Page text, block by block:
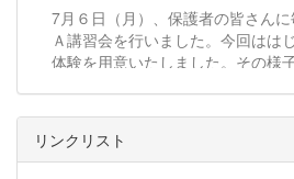
7月６日（月）、保護者の皆さん
Ａ講習会を行いました。今回はは
体験を用意いたしました。その様
リンクリスト